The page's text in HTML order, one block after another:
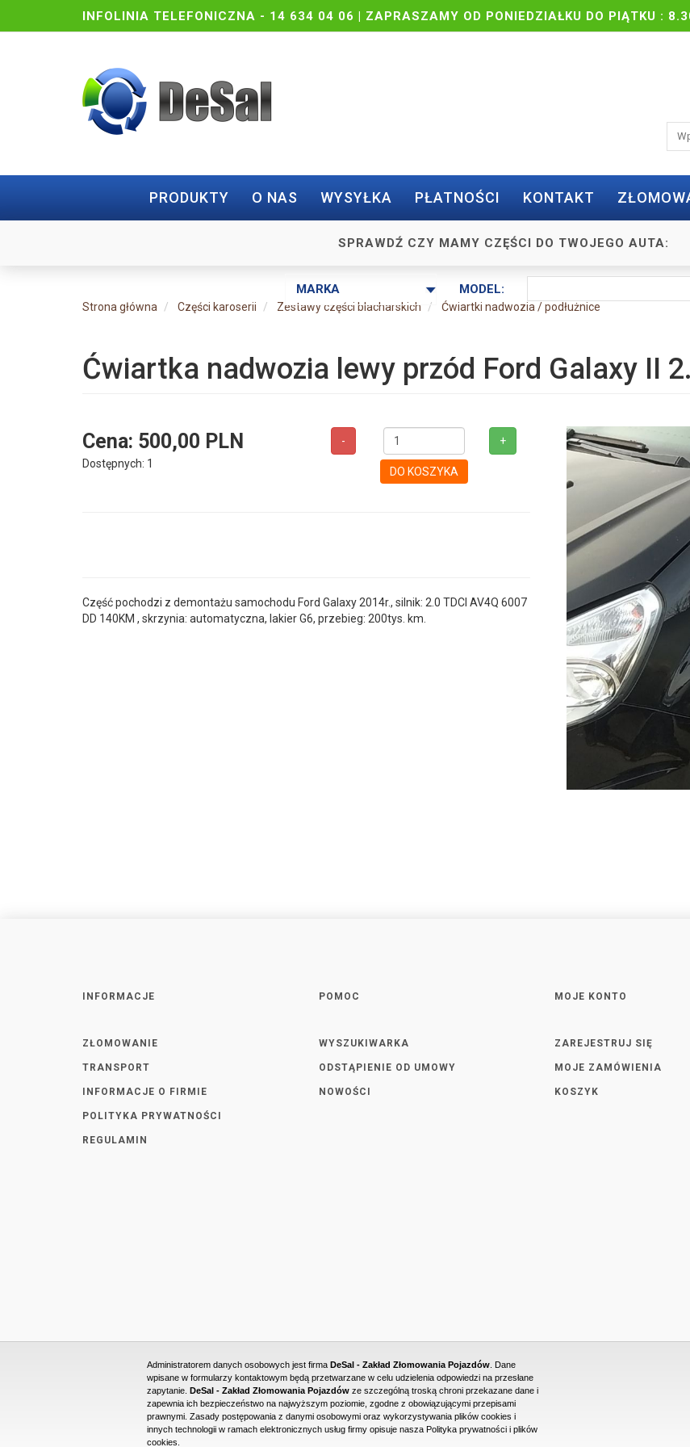
INFOLINIA TELEFONICZNA - 14 634 04 06 | ZAPRASZAMY OD PONIEDZIAŁKU DO PIĄTKU :
PRODUKTY O NAS WYSYŁKA PŁATNOŚCI KONTAKT
SPRAWDŹ CZY MAMY CZĘŚCI DO TWOJEGO AUTA:
MODEL:
Strona główna Części karoserii Zestawy części blacharskich Ćwiartki nadwozia / podłużnice
Ćwiartka nadwozia lewy przód Ford Galaxy II
Cena: 500,00 PLN
Dostępnych: 1
- +
DO KOSZYKA
Część pochodzi z demontażu samochodu Ford Galaxy 2014r., silnik: 2.0 TDCI AV4Q 6007
DD 140KM , skrzynia: automatyczna, lakier G6, przebieg: 200tys. km.
INFORMACJE
ZŁOMOWANIE
TRANSPORT
INFORMACJE O FIRMIE
POLITYKA PRYWATNOŚCI
REGULAMIN
POMOC
WYSZUKIWARKA
ODSTĄPIENIE OD UMOWY
NOWOŚCI
MOJE KONTO
ZAREJESTRUJ SIĘ
MOJE ZAMÓWIENIA
KOSZYK
PROJEKT I WYKONANIE STRONY WWW: DUONET
Administratorem danych osobowych jest firma DeSal - Zakład Złomowania Pojazdów . Dane
wpisane w formularzy kontaktowym będą przetwarzane w celu udzielenia odpowiedzi na przesłane
zapytanie. DeSal - Zakład Złomowania Pojazdów ze szczególną troską chroni przekazane dane i
zapewnia ich bezpieczeństwo na najwyższym poziomie, zgodne z obowiązującymi przepisami
prawnymi. Zasady postępowania z danymi osobowymi oraz wykorzystywania plików cookies i
innych technologii w ramach elektronicznych usług firmy opisuje nasza Polityka prywatności i plików
cookies.